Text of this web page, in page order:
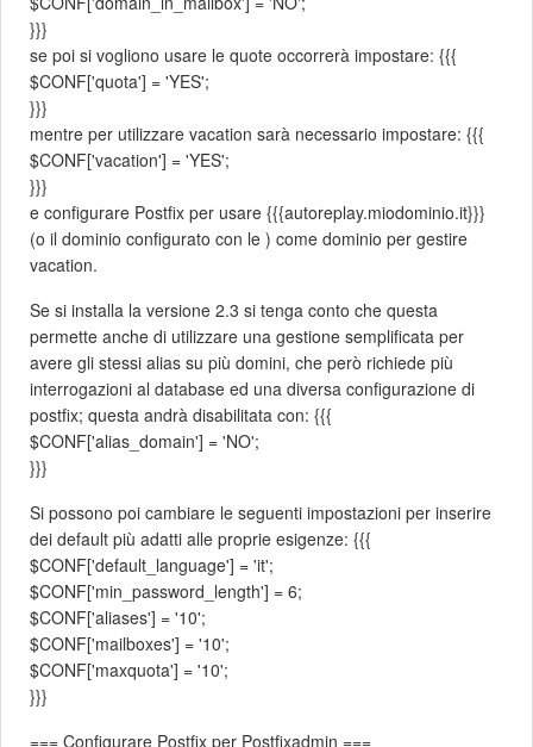
}}}
se poi si vogliono usare le quote occorrerà impostare: {{{
$CONF['quota'] = 'YES';
}}}
mentre per utilizzare vacation sarà necessario impostare: {{{
$CONF['vacation'] = 'YES';
}}}
e configurare Postfix per usare {{{autoreplay.miodominio.it}}}
(o il dominio configurato con le ) come dominio per gestire
vacation.
Se si installa la versione 2.3 si tenga conto che questa
permette anche di utilizzare una gestione semplificata per
avere gli stessi alias su più domini, che però richiede più
interrogazioni al database ed una diversa configurazione di
postfix; questa andrà disabilitata con: {{{
$CONF['alias_domain'] = 'NO';
}}}
Si possono poi cambiare le seguenti impostazioni per inserire
dei default più adatti alle proprie esigenze: {{{
$CONF['default_language'] = 'it';
$CONF['min_password_length'] = 6;
$CONF['aliases'] = '10';
$CONF['mailboxes'] = '10';
$CONF['maxquota'] = '10';
}}}
=== Configurare Postfix per Postfixadmin ===